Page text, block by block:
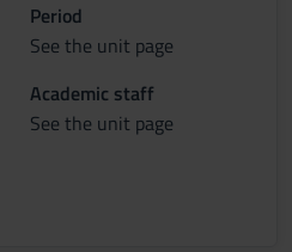
Period
See the unit page
Academic staff
See the unit page